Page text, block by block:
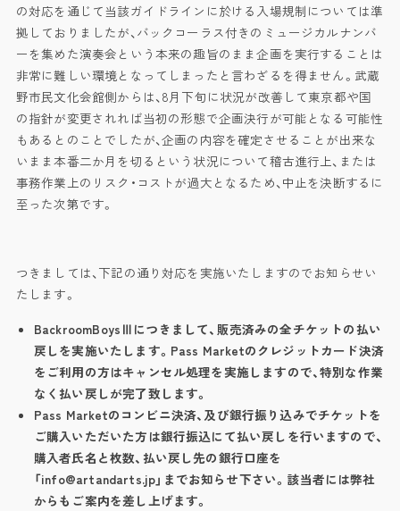
の対応を通じて当該ガイドラインに於ける入場規制については準
拠しておりましたが、バックコーラス付きのミュージカルナンバ
ーを集めた演奏会という本来の趣旨のまま企画を実行することは
非常に難しい環境となってしまったと言わざるを得ません。武蔵
野市民文化会館側からは、8月下旬に状況が改善して東京都や国
の指針が変更されれば当初の形態で企画決行が可能となる可能性
もあるとのことでしたが、企画の内容を確定させることが出来な
いまま本番二か月を切るという状況について稽古進行上、または
事務作業上のリスク・コストが過大となるため、中止を決断するに
至った次第です。
つきましては、下記の通り対応を実施いたしますのでお知らせい
たします。
BackroomBoysⅢにつきまして、販売済みの全チケットの払い
戻しを実施いたします。Pass Marketのクレジットカード決済
をご利用の方はキャンセル処理を実施しますので、特別な作業
なく払い戻しが完了致します。
Pass Marketのコンビニ決済、及び銀行振り込みでチケットを
ご購入いただいた方は銀行振込にて払い戻しを行いますので、
購入者氏名と枚数、払い戻し先の銀行口座を
「info@artandarts.jp」までお知らせ下さい。該当者には弊社
からもご案内を差し上げます。